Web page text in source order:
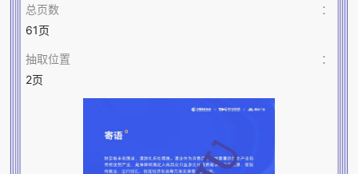
总页数
：
61页
抽取位置
：
2页